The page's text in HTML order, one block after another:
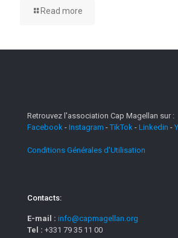
Read more
Retrouvez l'association Cap Magellan sur :
Facebook - Instagram -TikTok - Linkedin -
Conditions Générales d'Utilisation
Contacts:
E-mail : info@capmagellan.org
Tel : +331 79 35 11 00